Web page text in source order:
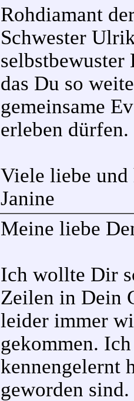
Rohdiamant
Schwester
das Du so
gemeinsame
erleben dürfen.
Viele liebe
Janine
Meine liebe
Ich wollte Dir
Zeilen in Dein
leider immer
gekommen.
kennengelernt
geworden sind.